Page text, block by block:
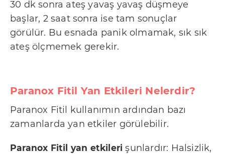
30 dk sonra ateş yavaş yavaş düşmeye
başlar, 2 saat sonra ise tam sonuçlar
görülür. Bu esnada panik olmamak, sık sık
ateş ölçmemek gerekir.
Paranox Fitil Yan Etkileri Nelerdir?
Paranox Fitil kullanımın ardından bazı
zamanlarda yan etkiler görülebilir.
Paranox Fitil yan etkileri şunlardır: Halsizlik,